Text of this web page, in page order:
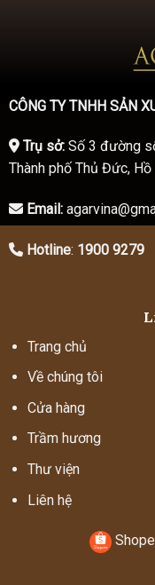
CÔNG TY TNHH SẢN
Trụ sở: Số 3 đường
Thành phố Thủ Đức, Hồ
Email:
Hotline: 1900 9279
Trang chủ
Về chúng tôi
Cửa hàng
Trầm hương
Thư viện
Liên hệ